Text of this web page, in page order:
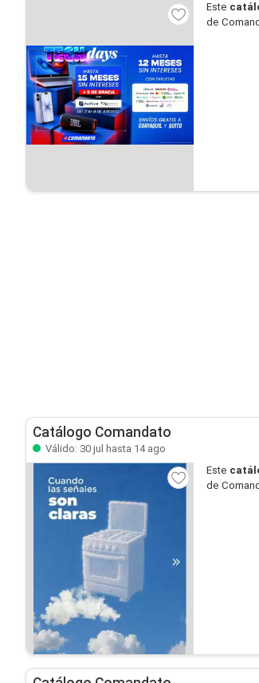
Este
de
Catálogo Comandato
Válido: 30 jul hasta 14 ago
Este
de